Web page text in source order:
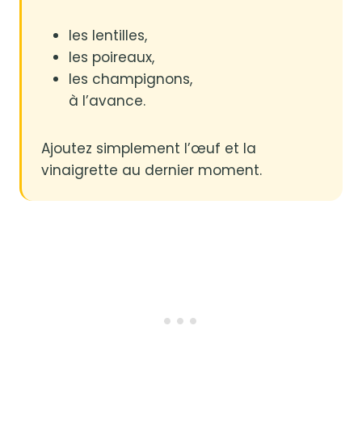
les lentilles,
les poireaux,
les champignons,
à l’avance.
Ajoutez simplement l’œuf et la
vinaigrette au dernier moment.